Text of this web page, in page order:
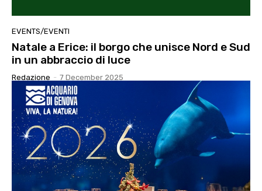
EVENTS/EVENTI
Natale a Erice: il borgo che unisce Nord e Sud
in un abbraccio di luce
Redazione - 7 December 2025